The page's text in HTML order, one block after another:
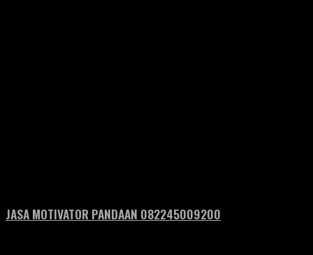
JASA MOTIVATOR PANDAAN 082245009200